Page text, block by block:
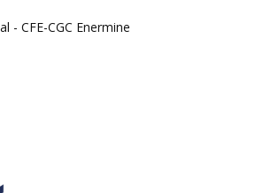
- CFE-CGC Enermine